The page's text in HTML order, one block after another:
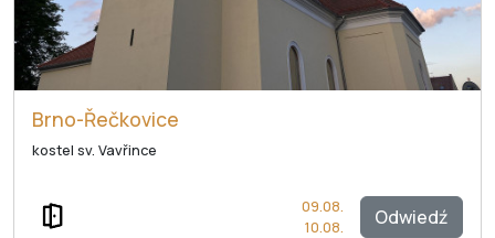
Brno-Řečkovice
kostel sv. Vavřince
Odwiedź
09.08.
10.08.